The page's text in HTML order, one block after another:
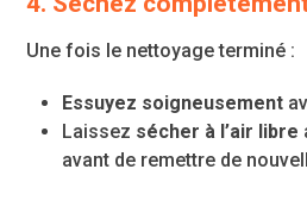
Une fois le nettoyage terminé :
Essuyez soigneusement
Laissez sécher à l’air libre
avant de remettre de